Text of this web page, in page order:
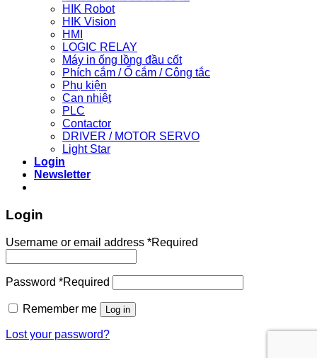
HIK Robot
HIK Vision
HMI
LOGIC RELAY
Máy in ống lồng đầu cốt
Phích cắm / Ổ cắm / Công tắc
Phụ kiện
Can nhiệt
PLC
Contactor
DRIVER / MOTOR SERVO
Light Star
Login
Newsletter
Login
Username or email address *Required
Password *Required
Remember me Log in
Lost your password?